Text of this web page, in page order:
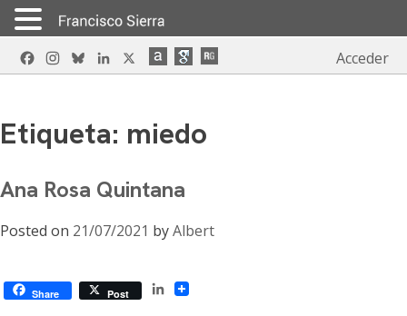
Skip
to
FacebookInstagram
BlueskyLinkedIn Acceder
Etiqueta: miedo
Ana Rosa Quintana
Posted on 21/07/2021 byAlbert
Share Post
LinkedIn